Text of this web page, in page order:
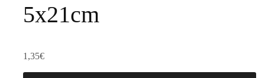
5x21cm
1,35€